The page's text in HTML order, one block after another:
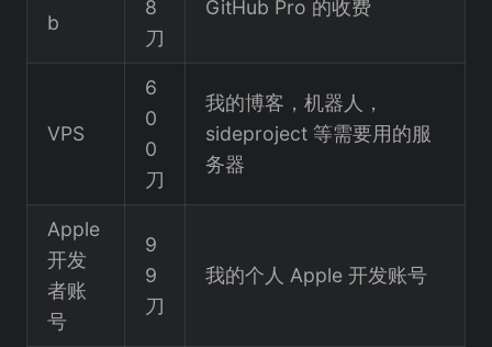
b
8
刀
GitHub Pro 的收费
VPS
6
0
0
刀
我的博客，机器人，
sideproject 等需要用的服
务器
Apple
开发
者账
号
9
9
刀
我的个人 Apple 开发账号